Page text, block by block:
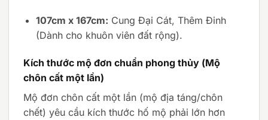
107cm x 167cm: Cung Đại Cát, Thêm Đinh
(Dành cho khuôn viên đất rộng).
Kích thước mộ đơn chuẩn phong thủy (Mộ
chôn cất một lần)
Mộ đơn chôn cất một lần (mộ địa táng/chôn
chết) yêu cầu kích thước hố mộ phải lớn hơn